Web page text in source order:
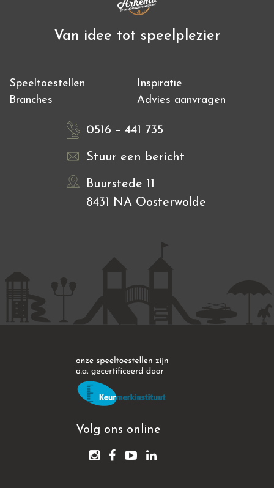
Van idee tot speelplezier
Speeltoestellen
Inspiratie
Branches
Advies aanvragen
0516 – 441 735
Stuur een bericht
Buurstede 11
8431 NA Oosterwolde
Volg ons online